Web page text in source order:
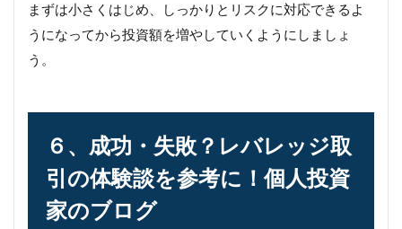
まずは小さくはじめ、しっかりとリスクに対応できるよ
うになってから投資額を増やしていくようにしましょ
う。
６、成功・失敗？レバレッジ取
引の体験談を参考に！個人投資
家のブログ